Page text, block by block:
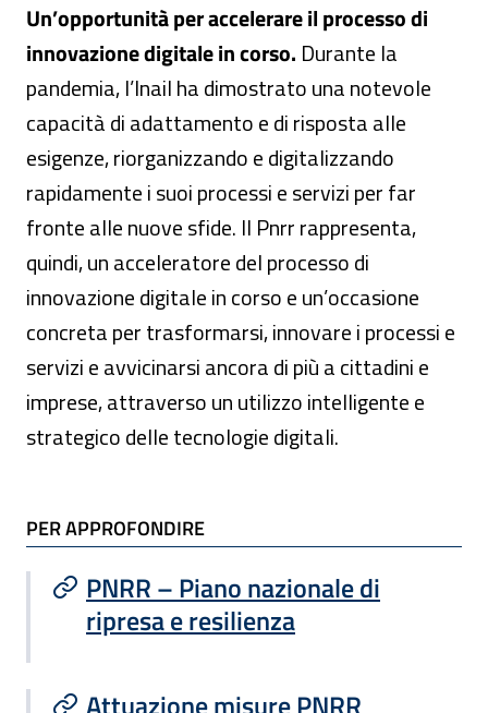
Un’opportunità per accelerare il processo di
innovazione digitale in corso. Durante la
pandemia, l’Inail ha dimostrato una notevole
capacità di adattamento e di risposta alle
esigenze, riorganizzando e digitalizzando
rapidamente i suoi processi e servizi per far
fronte alle nuove sfide. Il Pnrr rappresenta,
quindi, un acceleratore del processo di
innovazione digitale in corso e un’occasione
concreta per trasformarsi, innovare i processi e
servizi e avvicinarsi ancora di più a cittadini e
imprese, attraverso un utilizzo intelligente e
strategico delle tecnologie digitali.
TI POTREBBE INTERESSARE
PER APPROFONDIRE
PNRR – Piano nazionale di
ripresa e resilienza
Attuazione misure PNRR